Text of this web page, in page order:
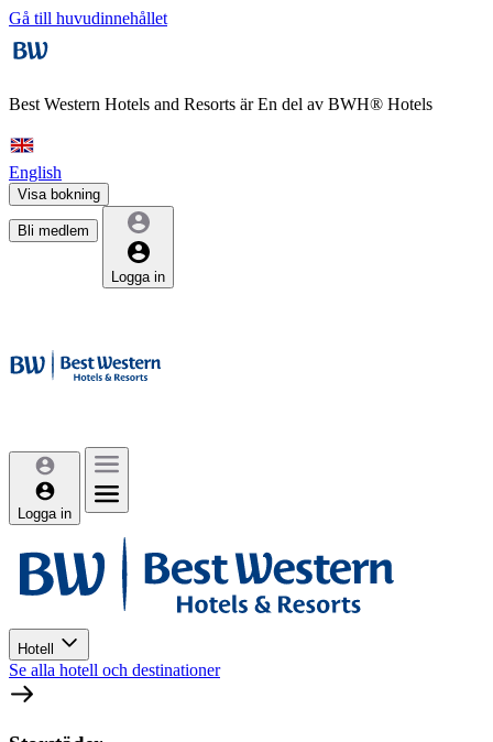
Gå till huvudinnehållet
Best Western Hotels and Resorts ärEn del av BWH® Hotels
English
Visa bokning
Bli medlem
Logga in
Logga in
Hotell
Se alla hotell och destinationer